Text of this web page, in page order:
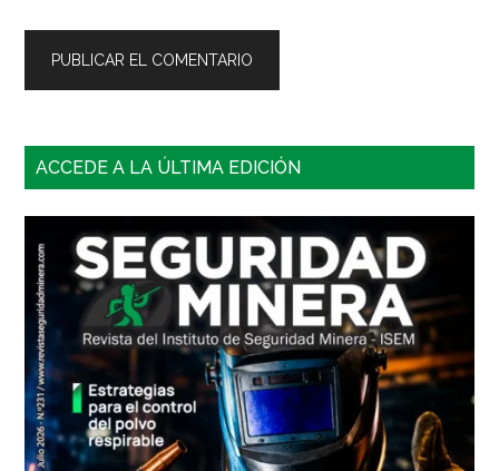
Barra
principal
ACCEDE A LA ÚLTIMA EDICIÓN